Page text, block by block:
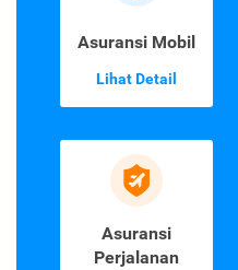
Asuransi Mobil
Lihat Detail
Asuransi
Perjalanan